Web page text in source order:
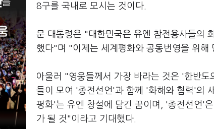
8구를 국내로 모시는 것이다.
문 대통령은 "대한민국은 유엔 참전용사들의
했다"며 "이제는 세계평화와 공동번영을 위해
아울러 "영웅들께서 가장 바라는 것은 '한반
들이 모여 '종전선언'과 함께 '화해와 협력'의
평화'는 유엔 창설에 담긴 꿈이며, '종전선언'
가 될 것"이라고 기대했다.